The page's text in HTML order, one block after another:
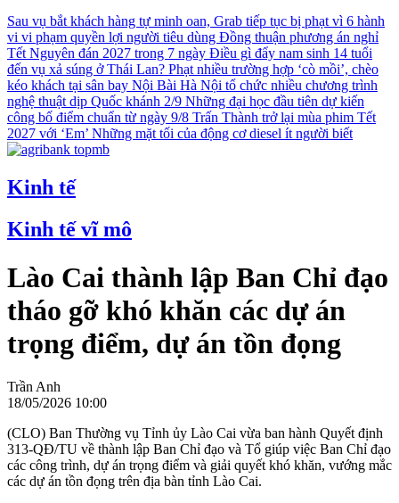
Sau vụ bắt khách hàng tự minh oan, Grab tiếp tục bị phạt vì 6 hành
vi vi phạm quyền lợi người tiêu dùng Đồng thuận phương án nghỉ
Tết Nguyên đán 2027 trong 7 ngày Điều gì đẩy nam sinh 14 tuổi
đến vụ xả súng ở Thái Lan? Phạt nhiều trường hợp ‘cò mồi’, chèo
kéo khách tại sân bay Nội Bài Hà Nội tổ chức nhiều chương trình
nghệ thuật dịp Quốc khánh 2/9 Những đại học đầu tiên dự kiến
công bố điểm chuẩn từ ngày 9/8 Trấn Thành trở lại mùa phim Tết
2027 với ‘Em’ Những mặt tối của động cơ diesel ít người biết
Kinh tế
Kinh tế vĩ mô
Lào Cai thành lập Ban Chỉ đạo
tháo gỡ khó khăn các dự án
trọng điểm, dự án tồn đọng
Trần Anh
18/05/2026 10:00
(CLO) Ban Thường vụ Tỉnh ủy Lào Cai vừa ban hành Quyết định
313-QĐ/TU về thành lập Ban Chỉ đạo và Tổ giúp việc Ban Chỉ đạo
các công trình, dự án trọng điểm và giải quyết khó khăn, vướng mắc
các dự án tồn đọng trên địa bàn tỉnh Lào Cai.